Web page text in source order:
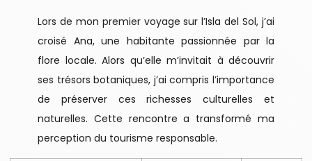
Lors de mon premier voyage sur l’Isla del Sol, j’ai
croisé Ana, une habitante passionnée par la
flore locale. Alors qu’elle m’invitait à découvrir
ses trésors botaniques, j’ai compris l’importance
de préserver ces richesses culturelles et
naturelles. Cette rencontre a transformé ma
perception du tourisme responsable.